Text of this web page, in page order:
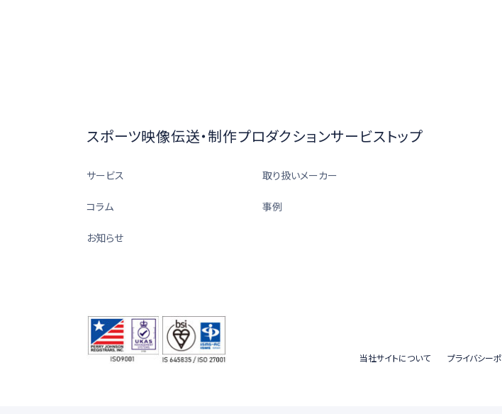
スポーツ映像伝送・制作プロダクションサービストップ
サービス 取り扱いメーカー
コラム 事例
お知らせ
当社サイトについて プライバシー